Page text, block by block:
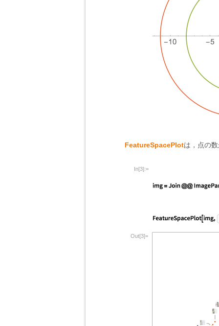
FeatureSpacePlotは，点の
In[3]:=
Out[3]=